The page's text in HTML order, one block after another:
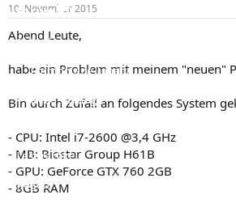
Forum
Aktuelles
Empfohlene Inhalte
Neue Beiträge
Leserartikel
Regeln
e
r
t
10. November 2015
Abend Leute,
habe ein Problem mit meinem "neuen"
Bin durch Zufall an folgendes System
- CPU: Intel i7-2600 @3,4 GHz
- MB: Biostar Group H61B
- GPU: GeForce GTX 760 2GB
- 8GB RAM